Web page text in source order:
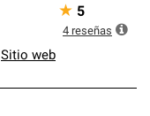
Sitio web
★ 5
4 reseñas